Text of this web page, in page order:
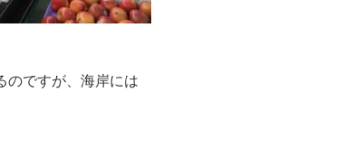
のですが、海岸には